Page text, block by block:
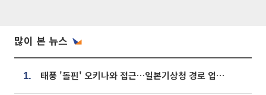
많이 본 뉴스
1. 태풍 '돌핀' 오키나와 접근…일본기상청 경로 업데이트